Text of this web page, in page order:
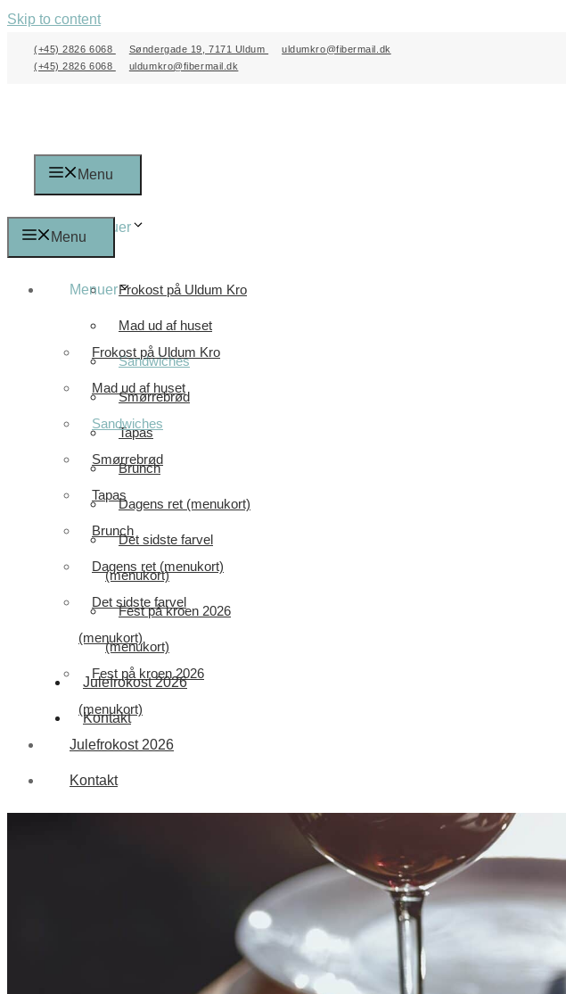
Skip to content
(+45) 2826 6068 Søndergade 19, 7171 Uldum
uldumkro@fibermail.dk
(+45) 2826 6068
uldumkro@fibermail.dk
Menu
Menuer
Frokost på Uldum Kro
Mad ud af huset
Sandwiches
Smørrebrød
Tapas
Brunch
Dagens ret (menukort)
Det sidste farvel
(menukort)
Fest på kroen 2026
(menukort)
Julefrokost 2026
Kontakt
Menu
Menuer
Frokost på Uldum Kro
Mad ud af huset
Sandwiches
Smørrebrød
Tapas
Brunch
Dagens ret (menukort)
Det sidste farvel
(menukort)
Fest på kroen 2026
(menukort)
Julefrokost 2026
Kontakt